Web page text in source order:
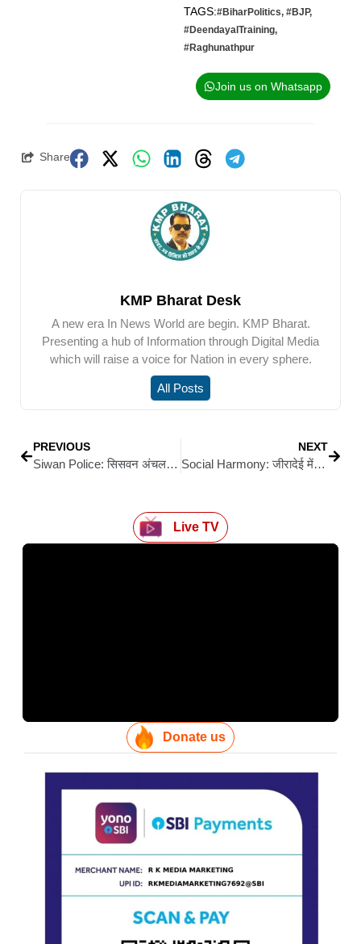
TAGS:#BiharPolitics, #BJP,
#DeendayalTraining,
#Raghunathpur
Join us on Whatsapp
Share
KMP Bharat Desk
A new era In News World are begin. KMP Bharat.
Presenting a hub of Information through Digital Media
which will raise a voice for Nation in every sphere.
All Posts
PREVIOUS
Siwan Police: सिसवन अंचल कार्यालय परिसर में खड़े ट्रक से चक्का खोलकर भागने की कोशिश, पुलिस की त्वरित कार्रवाई
NEXT
Social Harmony: जीरादेई में होली पर ‘पितरौ ध्यान लोकस’ मंदिर निर्माण स्थल पर पूजा-अर्चना, ‘पूज्य माता-पिता नमः’ मंत्र का हुआ जाप
Live TV
Donate us